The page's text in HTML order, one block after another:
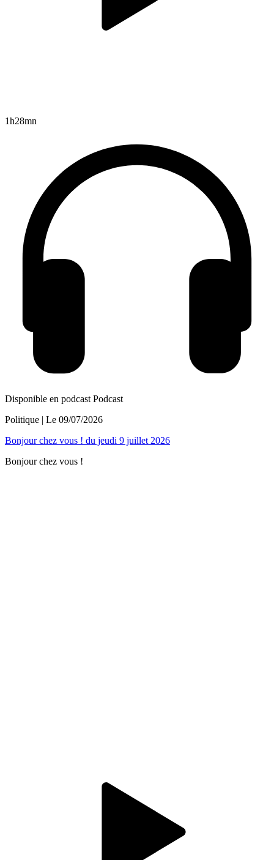
1h28mn
Disponible en podcast Podcast
Politique | Le 09/07/2026
Bonjour chez vous ! du jeudi 9 juillet 2026
Bonjour chez vous !